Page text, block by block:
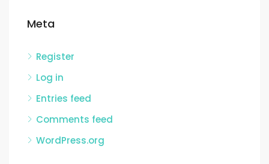
Meta
Register
Log in
Entries feed
Comments feed
WordPress.org